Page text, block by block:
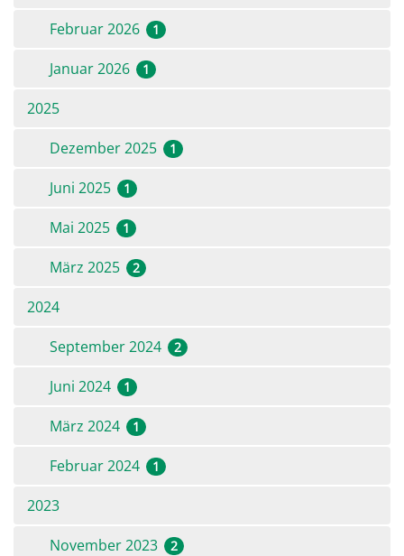
Februar 2026 1
Januar 2026 1
2025
Dezember 2025
1
Juni 2025 1
Mai 2025 1
März 2025 2
2024
September 2024
2
Juni 2024 1
März 2024 1
Februar 2024 1
2023
November 2023
2